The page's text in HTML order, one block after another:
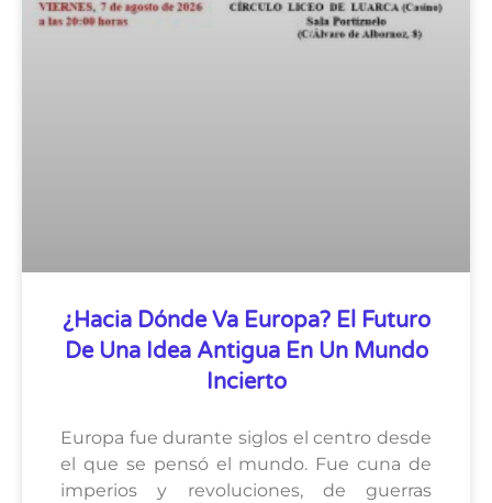
¿Hacia Dónde Va Europa? El Futuro
De Una Idea Antigua En Un Mundo
Incierto
Europa fue durante siglos el centro desde
el que se pensó el mundo. Fue cuna de
imperios y revoluciones, de guerras